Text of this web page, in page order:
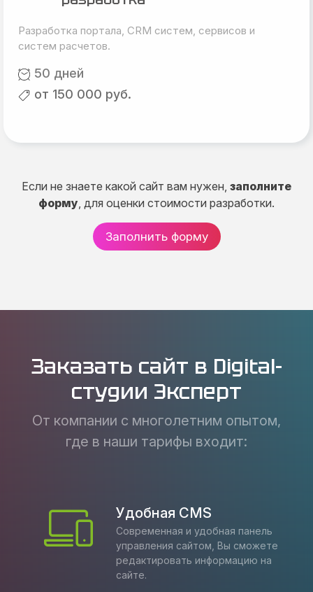
Разработка портала, CRM систем, сервисов и
систем расчетов.
50 дней
от 150 000 руб.
Если не знаете какой сайт вам нужен, заполните
форму, для оценки стоимости разработки.
Заполнить форму
Заказать сайт в Digital-
студии Эксперт
От компании с многолетним опытом,
где в наши тарифы входит:
Удобная CMS
Современная и удобная панель
управления сайтом, Вы сможете
редактировать информацию на
сайте.